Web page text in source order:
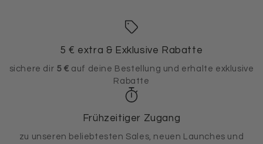
5 € extra & Exklusive Rabatte
sichere dir 5 € auf deine Bestellung und erhalte exklusive
Rabatte
Frühzeitiger Zugang
zu unseren beliebtesten Sales, neuen Launches und